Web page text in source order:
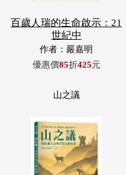
百歲人瑞的生命啟示：21
世紀中
作者：嚴嘉明
優惠價85折425元
山之議